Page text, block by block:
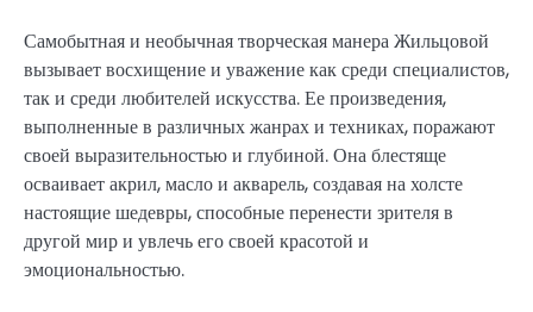
Самобытная и необычная творческая манера Жильцовой
вызывает восхищение и уважение как среди специалистов,
так и среди любителей искусства. Ее произведения,
выполненные в различных жанрах и техниках, поражают
своей выразительностью и глубиной. Она блестяще
осваивает акрил, масло и акварель, создавая на холсте
настоящие шедевры, способные перенести зрителя в
другой мир и увлечь его своей красотой и
эмоциональностью.